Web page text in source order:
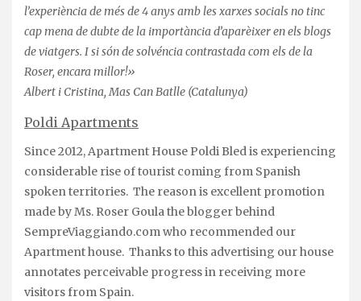
l’experiència de més de 4 anys amb les xarxes socials no tinc
cap mena de dubte de la importància d’aparèixer en els blogs
de viatgers. I si són de solvéncia contrastada com els de la
Roser, encara millor!»
Albert i Cristina, Mas Can Batlle (Catalunya)
Poldi Apartments
Since 2012, Apartment House Poldi Bled is experiencing
considerable rise of tourist coming from Spanish
spoken territories. The reason is excellent promotion
made by Ms. Roser Goula the blogger behind
SempreViaggiando.com who recommended our
Apartment house. Thanks to this advertising our house
annotates perceivable progress in receiving more
visitors from Spain.